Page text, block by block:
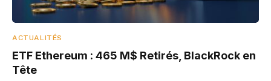
ACTUALITÉS
ETF Ethereum : 465 M$ Retirés, BlackRock en
Tête